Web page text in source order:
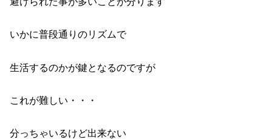
いかに普段通りのリズムで
生活するのかが鍵となるのですが
これが難しい・・・
分っちゃいるけど出来ない